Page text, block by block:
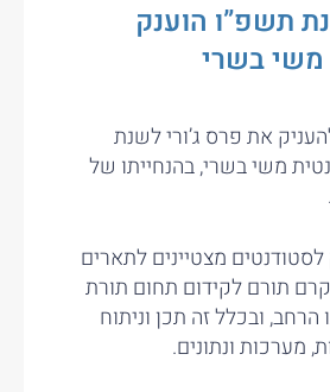
תשפ”ו הוענק
משי בשרי
את פרס ג’ורי לשנת
משי בשרי, בהנחייתו של
לסטודנטים מצטיינים לתארים
תורם לקידום תחום תורת
ובכלל זה תכן וניתוח
מערכות ונתונים.